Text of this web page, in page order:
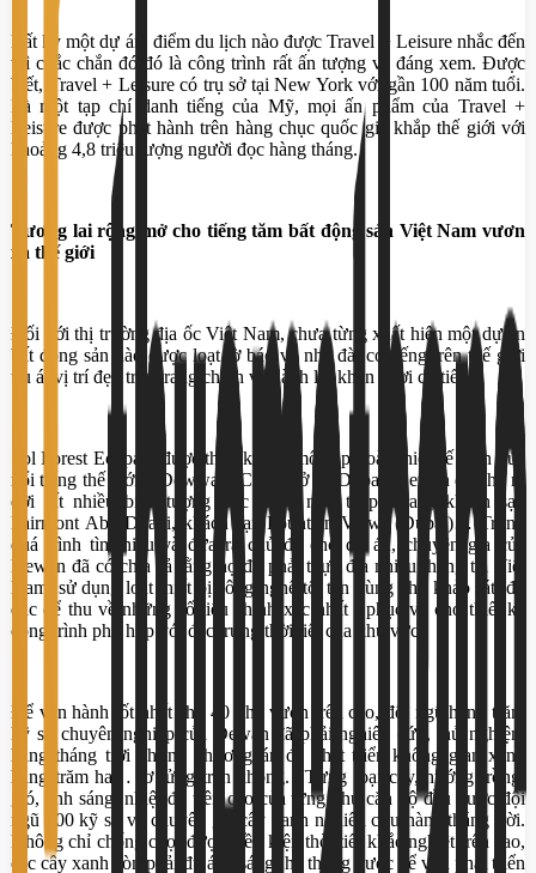
Bất kỳ một dự án, điểm du lịch nào được Travel + Leisure nhắc đến
thì chắc chắn đó đó là công trình rất ấn tượng và đáng xem. Được
biết, Travel + Leisure có trụ sở tại New York với gần 100 năm tuổi.
Là một tạp chí danh tiếng của Mỹ, mọi ấn phẩm của Travel +
Leisure được phát hành trên hàng chục quốc gia khắp thế giới với
khoảng 4,8 triệu lượng người đọc hàng tháng.
Tương lai rộng mở cho tiếng tăm bất động sản Việt Nam vươn
xa thế giới
Đối với thị trường địa ốc Việt Nam, chưa từng xuất hiện một dự án
bất động sản nào được loạt tờ báo và nhà đài có tiếng trên thế giới
ưu ái vị trí đẹp trên trang chính và dành lời khen ngợi có tiếng.
Sol Forest Ecopark được thiết kế bởi một tập đoàn thiết kế kiến trúc
nổi tiếng thế giới – Dewwan. Có trụ sở tại Dubai, Dewan đã cho ra
đời rất nhiều biểu tượng nức tiếng như tháp Strata, khách sạn
Fairmont Abu Dhabi, khách sạn Fountain Views (Dubai)… Trong
quá trình tìm hiểu và đưa ra chủ đề cho dự án, chuyên gia của
Dewan đã có chia sả rằng họ đã phải thực địa nhiều tháng tại Việt
Nam, sử dụng loạt thiết bị công nghệ tối tân dùng cho khảo sát, đo
đạc để thu về những số liệu chính xác nhất , phục vụ cho thiết kế
công trình phù hợp với đặc trưng thời tiết của khu vực.
Để vận hành tốt nhất cho 40 khu vườn trên cao, đội ngũ hàng trăm
kỹ sư chuyên nghiệp của Dewan đã phải nghiên cứu, thử nghiệm
hàng tháng trời những phương án để phát triển không gian xanh
hàng trăm ha… lơ lửng trên không. “Từng loại cây, hướng trồng,
gió, ánh sáng, nhiệt độ trên cao của từng khu căn hộ đều được đội
ngũ 500 kỹ sư và chuyên gia cây xanh nghiên cứu hàng tháng trời.
Không chỉ chống chọi được điều kiện thời tiết khắc nghiệt trên cao,
các cây xanh còn phải đủ ánh sáng, hệ thống nước để vừa phát triển